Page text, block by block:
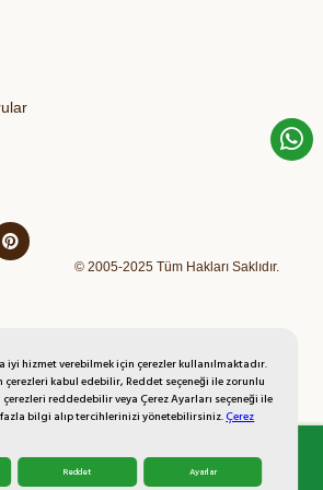
iyi hizmet verebilmek için çerezler kullanılmaktadır.
çerezleri kabul edebilir, Reddet seçeneği ile zorunlu
reddedebilir veya Çerez Ayarları seçeneği ile
bilgi alıp tercihlerinizi yönetebilirsiniz.Çerez
Reddet Ayarlar
Politikası
© 2005-2025 Tüm Hakları Saklıdır.